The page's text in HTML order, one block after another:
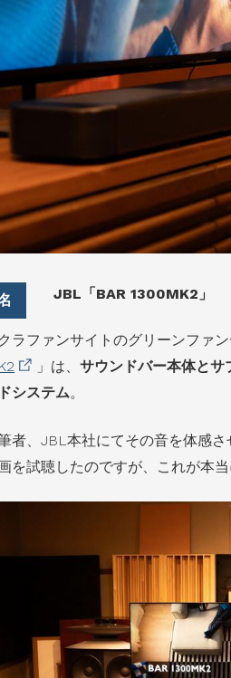
JBL「BAR 1300MK2」
ラファンサイトのグリーンファ
」は、 サウンドバー本体とサ
システム。
者、JBL本社にてその音を体感
を試聴したのですが、これが本